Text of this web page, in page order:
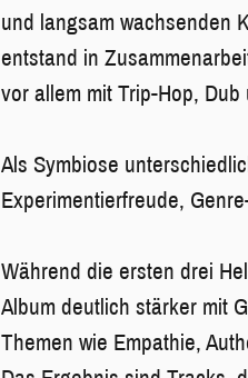
und langsam wachsenden
entstand in
vor allem mit Trip-Hop,
Als Symbiose
Experimentierfreude,
Während die ersten drei
Album deutlich stärker mit
Themen wie Empathie,